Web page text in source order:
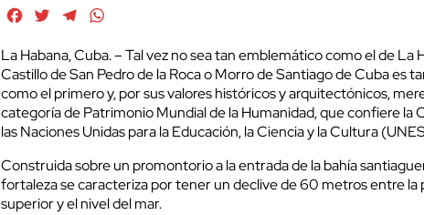
FacebookTwitterTelegram
La Habana, Cuba. – Tal vez no sea tan emblemático como el de La
Castillo de San Pedro de la Roca o Morro de Santiago de Cuba es
como el primero y, por sus valores históricos y arquitectónicos,
categoría de Patrimonio Mundial de la Humanidad, que confiere la
las Naciones Unidas para la Educación, la Ciencia y la Cultura
Construida sobre un promontorio a la entrada de la bahía
fortaleza se caracteriza por tener un declive de 60 metros entre la
superior y el nivel del mar.